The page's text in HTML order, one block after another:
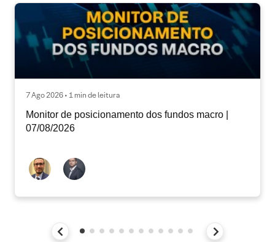
7 Ago 2026 • 1 min de leitura
Monitor de posicionamento dos fundos macro |
07/08/2026